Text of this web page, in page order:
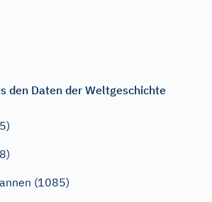
den Daten der Weltgeschichte
(1085)